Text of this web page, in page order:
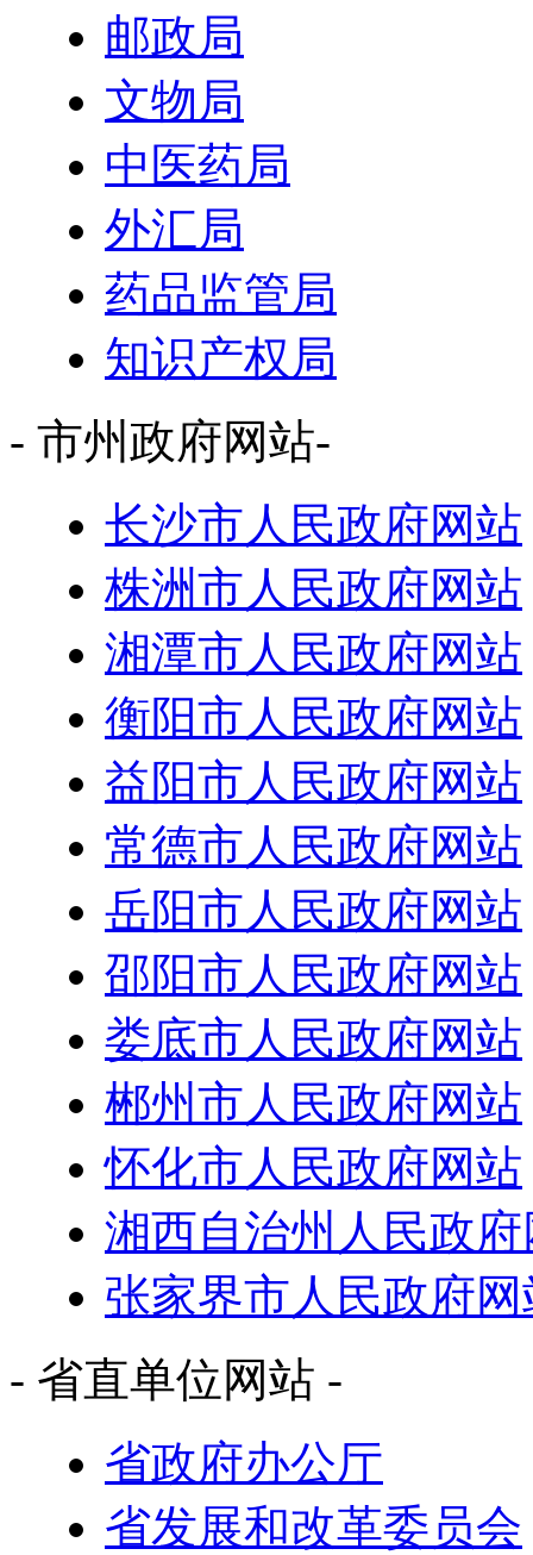
邮政局
文物局
中医药局
外汇局
药品监管局
知识产权局
- 市州政府网站-
长沙市人民政府网站
株洲市人民政府网站
湘潭市人民政府网站
衡阳市人民政府网站
益阳市人民政府网站
常德市人民政府网站
岳阳市人民政府网站
邵阳市人民政府网站
娄底市人民政府网站
郴州市人民政府网站
怀化市人民政府网站
湘西自治州人民政
张家界市人民政府网
- 省直单位网站 -
省政府办公厅
省发展和改革委员会